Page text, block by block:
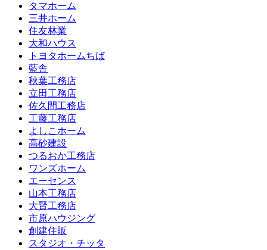
タマホーム
三井ホーム
住友林業
大和ハウス
トヨタホームちば
藍舎
秋葉工務店
立田工務店
佐久間工務店
工藤工務店
よしこホーム
高砂建設
つるおか工務店
ワンズホーム
エーセンス
山本工務店
大賢工務店
市原ハウジング
創建住販
スタジオ・チッタ